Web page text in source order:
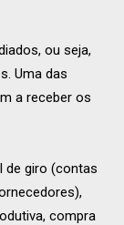
ou seja,
Uma das
a receber os
de giro (contas
compra